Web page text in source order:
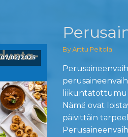
07/02/2025
By Arttu Peltola
Nämä ovat
päivittäin